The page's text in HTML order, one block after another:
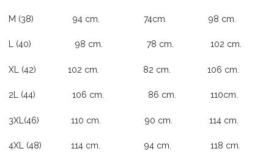
M (38) 94 cm. 74cm. 98 cm.
L (40) 98 cm. 78 cm. 102 cm.
XL (42) 102 cm. 82 cm. 106 cm.
2L (44) 106 cm. 86 cm. 110cm.
3XL(46) 110 cm. 90 cm. 114 cm.
4XL (48) 114 cm. 94 cm. 118 cm.